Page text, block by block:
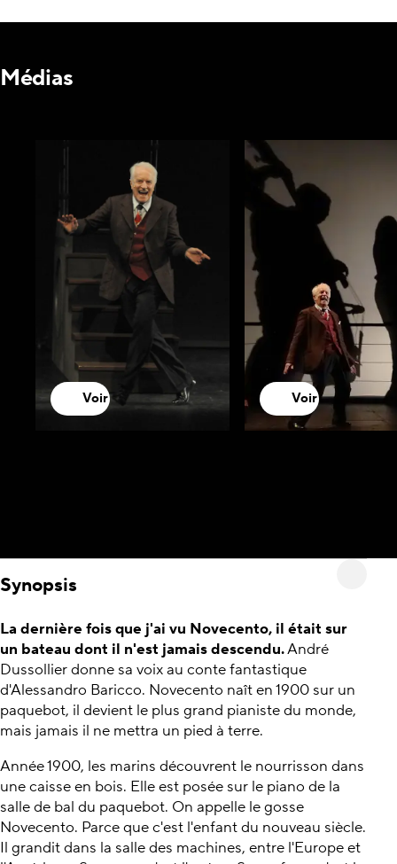
Médias
Voir Voir
Synopsis
La dernière fois que j'ai vu Novecento, il était sur
un bateau dont il n'est jamais descendu.André
Dussollier donne sa voix au conte fantastique
d'Alessandro Baricco. Novecento naît en 1900 sur un
paquebot, il devient le plus grand pianiste du monde,
mais jamais il ne mettra un pied à terre.
Année 1900, les marins découvrent le nourrisson dans
une caisse en bois. Elle est posée sur le piano de la
salle de bal du paquebot. On appelle le gosse
Novecento. Parce que c'est l'enfant du nouveau siècle.
Il grandit dans la salle des machines, entre l'Europe et